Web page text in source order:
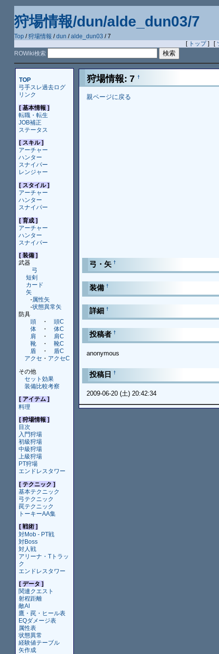
狩場情報/dun/alde_dun03/7
Top /狩場情報 /dun /alde_dun03 / 7
[ トップ] [
ROWiki検索
TOP
弓手スレ過去ログ
リンク
[ 基本情報 ]
転職・転生
JOB補正
ステータス
[ スキル ]
アーチャー
ハンター
スナイパー
レンジャー
[ スタイル ]
アーチャー
ハンター
スナイパー
[ 育成 ]
アーチャー
ハンター
スナイパー
[ 装備 ]
武器
弓
短剣
カード
矢
-属性矢
-状態異常矢
防具
頭
・
頭C
体
・
体C
肩
・
肩C
靴
・
靴C
盾
・
盾C
アクセ ・ アクセC
その他
セット効果
装備比較考察
[ アイテム ]
料理
[ 狩場情報 ]
目次
入門狩場
初級狩場
中級狩場
上級狩場
PT狩場
エンドレスタワー
[ テクニック ]
基本テクニック
弓テクニック
罠テクニック
トーキーAA集
[ 戦術 ]
対Mob - PT戦
対Boss
対人戦
アリーナ・Tトラッ
ク
エンドレスタワー
[ データ ]
関連クエスト
射程距離
敵AI
鷹・罠・ヒール表
EQダメージ表
属性表
状態異常
経験値テーブル
矢作成
狩場情報: 7 †
親ページに戻る
弓・矢 †
装備 †
詳細 †
投稿者 †
anonymous
投稿日 †
2009-06-20 (土) 20:42:34